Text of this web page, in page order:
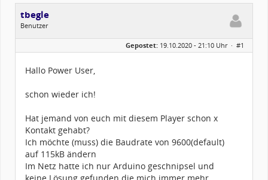
tbegle
Benutzer
Geschlecht:
keine Angabe
Beiträge:
150
Gepostet: 19.10.2020 - 21:10 Uhr · #1
Hallo Power User,
schon wieder ich!
Hat jemand von euch mit diesem Player schon x
Kontakt gehabt?
Ich möchte (muss) die Baudrate von 9600(default)
auf 115kB ändern
Im Netz hatte ich nur Arduino geschnipsel und